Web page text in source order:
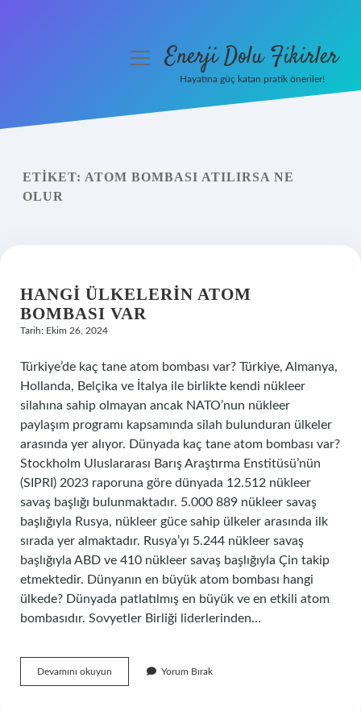
Yasal Uyarı
menüyüEnerji Dolu Fikirler
Hayatına güç katan pratik öneriler!
ETIKET: ATOM BOMBASI ATILIRSA NE
OLUR
HANGI ÜLKELERIN ATOM
BOMBASI VAR
Tarih: Ekim 26, 2024
Türkiye’de kaç tane atom bombası var? Türkiye, Almanya,
Hollanda, Belçika ve İtalya ile birlikte kendi nükleer
silahına sahip olmayan ancak NATO’nun nükleer
paylaşım programı kapsamında silah bulunduran ülkeler
arasında yer alıyor. Dünyada kaç tane atom bombası var?
Stockholm Uluslararası Barış Araştırma Enstitüsü’nün
(SIPRI) 2023 raporuna göre dünyada 12.512 nükleer
savaş başlığı bulunmaktadır. 5.000 889 nükleer savaş
başlığıyla Rusya, nükleer güce sahip ülkeler arasında ilk
sırada yer almaktadır. Rusya’yı 5.244 nükleer savaş
başlığıyla ABD ve 410 nükleer savaş başlığıyla Çin takip
etmektedir. Dünyanın en büyük atom bombası hangi
ülkede? Dünyada patlatılmış en büyük ve en etkili atom
bombasıdır. Sovyetler Birliği liderlerinden…
Devamını okuyun
Ülkelerin
Yorum Bırak